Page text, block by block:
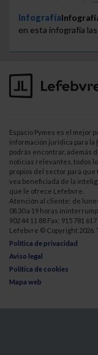
Infografía
en esta infografía
Espacio Pymes es el mejor
información jurídica para la
podrás encontrar, además
noticias relevantes, todos
propios del sector para que
vea beneficiada de la
que le ofrece Lefebvre.
Atención al cliente: de
08.30 a 19 horas
902 44 11 88 Fax: 915 781 617
Lefebvre © Copyright 2026.
Política de privacidad
Aviso legal
Política de cookies
Mapa web